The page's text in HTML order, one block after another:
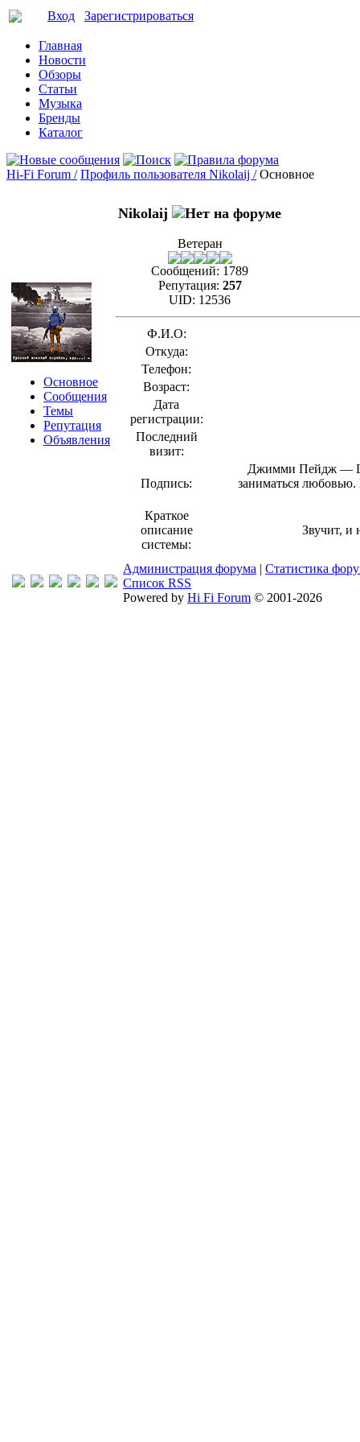
Вход Зарегистрироваться
Главная
Новости
Обзоры
Статьи
Музыка
Бренды
Каталог
Hi-Fi Forum / Профиль пользователя Nikolaij / Основное
Основное
Сообщения
Темы
Репутация
Объявления
Nikolaij
Ветеран
Сообщений: 1789
Репутация: 257
UID: 12536
Ф.И.О:
Откуда:
Телефон:
Возраст:
Дата
регистрации:
Последний
визит:
Подпись:
Джимми Пейдж —
заниматься любовью.
Краткое
описание
системы:
Звучит, и
Администрация форума | Статистика
Список RSS
Powered by Hi Fi Forum © 2001-2026